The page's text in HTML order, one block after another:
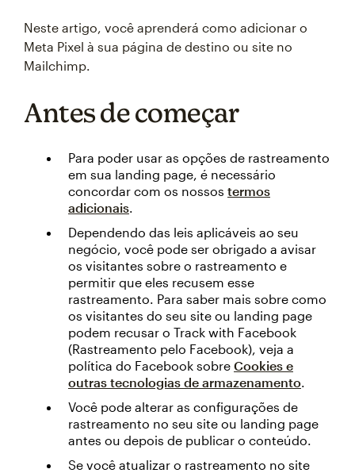
Neste artigo, você aprenderá como adicionar o
Meta Pixel à sua página de destino ou site no
Mailchimp.
Antes de começar
Para poder usar as opções de rastreamento
em sua landing page, é necessário
concordar com os nossos termos
adicionais.
Dependendo das leis aplicáveis ao seu
negócio, você pode ser obrigado a avisar
os visitantes sobre o rastreamento e
permitir que eles recusem esse
rastreamento. Para saber mais sobre como
os visitantes do seu site ou landing page
podem recusar o Track with Facebook
(Rastreamento pelo Facebook), veja a
política do Facebook sobre Cookies e
outras tecnologias de armazenamento.
Você pode alterar as configurações de
rastreamento no seu site ou landing page
antes ou depois de publicar o conteúdo.
Se você atualizar o rastreamento no site